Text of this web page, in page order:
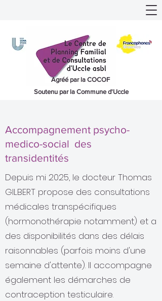
Agréé par la COCOF
Soutenu par la Commune d'Uccle
Accompagnement psycho-
medico-social des
transidentités
​Depuis mi 2025, le docteur Thomas
GILBERT propose des consultations
médicales transpécifiques
(hormonothérapie notamment) et a
des disponibilités dans des délais
raisonnables (parfois moins d'une
semaine d'attente). Il accompagne
également les démarches de
contraception testiculaire.